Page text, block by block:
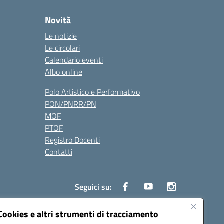
e altri strumenti di tracciamento
Novità
Le notizie
Le circolari
Calendario eventi
Albo online
Polo Artistico e Performativo
PON/PNRR/PN
MOF
PTOF
Registro Docenti
Contatti
Seguici su: